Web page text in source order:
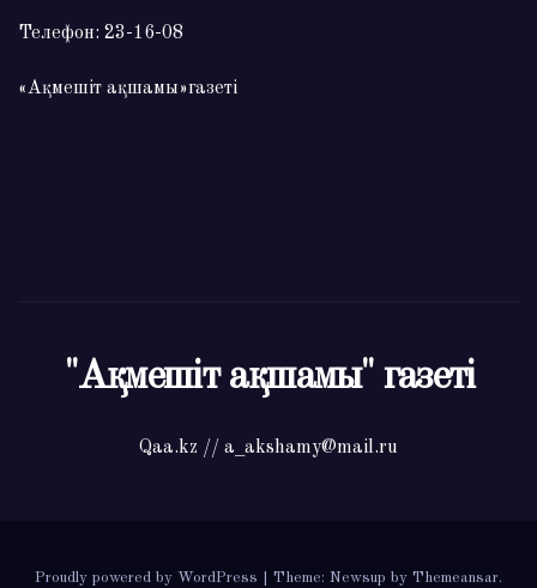
Телефон: 23-16-08
«Ақмешіт ақшамы»газеті
"Ақмешіт ақшамы" газеті
Qaa.kz // a_akshamy@mail.ru
Proudly powered by WordPress Theme: Newsup by Themeansar.